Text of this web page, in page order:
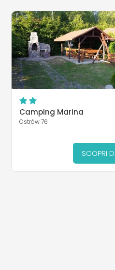
Camping Marina
Ostrów 76
SCOPRI